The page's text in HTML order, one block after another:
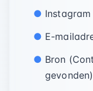
E-
Bron
gevonden)